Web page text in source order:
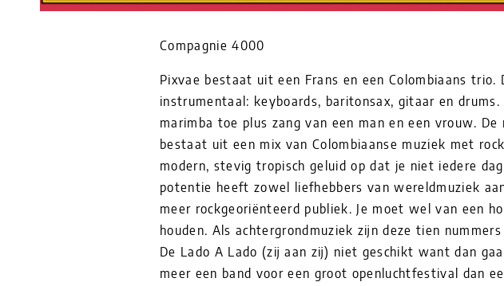
Compagnie 4000
Pixvae bestaat uit een Frans en een Colombiaans trio.
instrumentaal: keyboards, baritonsax, gitaar en drums.
marimba toe plus zang van een man en een vrouw.
bestaat uit een mix van Colombiaanse muziek met
modern, stevig tropisch geluid op dat je niet iedere
potentie heeft zowel liefhebbers van wereldmuziek
meer rockgeoriënteerd publiek. Je moet wel van een
houden. Als achtergrondmuziek zijn deze tien
De Lado A Lado (zij aan zij) niet geschikt want dan
meer een band voor een groot openluchtfestival dan